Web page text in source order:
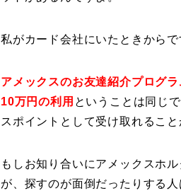
私がカード会社にいたときから
アメックスのお友達紹介プログ
10万円の利用 ということは同じ
スポイントとして受け取れること
もしお知り合いにアメックスホ
が、探すのが面倒だったりする